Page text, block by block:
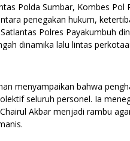
Polda Sumbar, Kombes Pol
penegakan hukum,
Polres Payakumbuh
dinamika lalu lintas
menyampaikan bahwa
seluruh personel. Ia
Akbar menjadi rambu